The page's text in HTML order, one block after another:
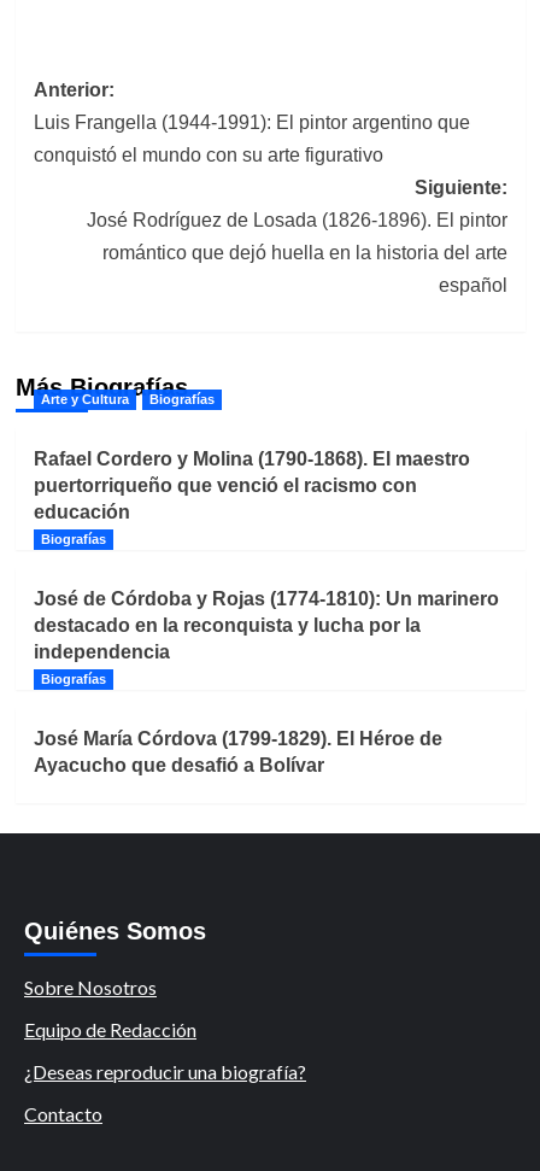
Navegación
de
entradas
Anterior:
Luis Frangella (1944-1991): El pintor argentino que
conquistó el mundo con su arte figurativo
Siguiente:
José Rodríguez de Losada (1826-1896). El pintor
romántico que dejó huella en la historia del arte
español
Más Biografías
Arte y Cultura Biografías
Rafael Cordero y Molina (1790-1868). El maestro
puertorriqueño que venció el racismo con
educación
Biografías
José de Córdoba y Rojas (1774-1810): Un marinero
destacado en la reconquista y lucha por la
independencia
Biografías
José María Córdova (1799-1829). El Héroe de
Ayacucho que desafió a Bolívar
Quiénes Somos
Sobre Nosotros
Equipo de Redacción
¿Deseas reproducir una biografía?
Contacto